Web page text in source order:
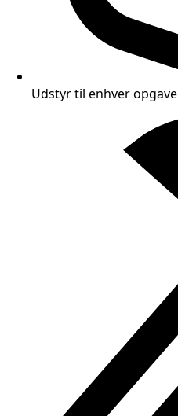
Udstyr til enhver opgave